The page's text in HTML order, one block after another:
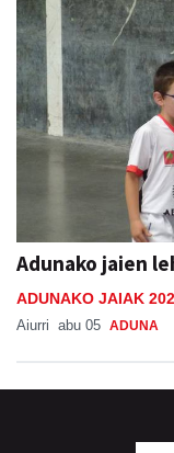
Adunako jaien
ADUNAKO JAIAK
Aiurri abu 05 ADUNA